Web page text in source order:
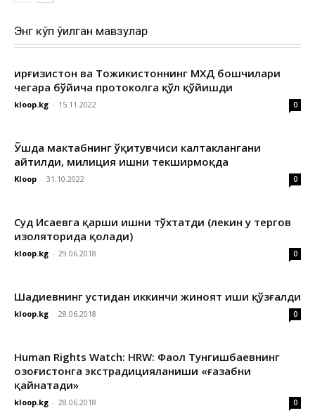
Энг кўп ўқилган мавзулар
Қирғизистон ва Тожикистоннинг МХДҚ бошчилари
чегара бўйича протоколга қўл қўйишди
kloop.kg - 15.11.2022 0
Ўшда мактабнинг ўқитувчиси калтаклангани
айтилди, милиция ишни текширмоқда
Kloop - 31.10.2022 0
Суд Исаевга қарши ишни тўхтатди (лекин у тергов
изоляторида қолади)
kloop.kg - 29.06.2018 0
Шадиевнинг устидан иккинчи жиноят иши қўзғалди
kloop.kg - 28.06.2018 0
Human Rights Watch: HRW: Фаол Тунгишбаевнинг
Қозоғистонга экстрадицияланиши «ғазабни
қайнатади»
kloop.kg - 28.06.2018 0